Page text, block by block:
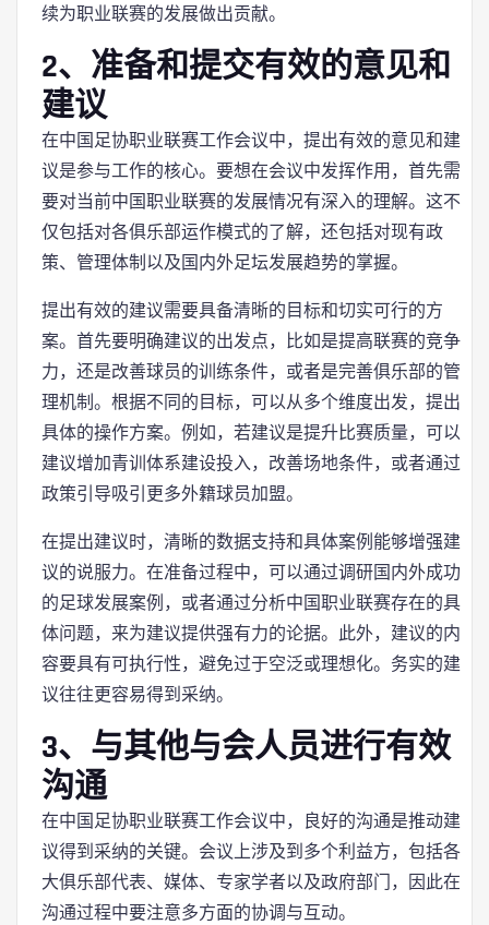
续为职业联赛的发展做出贡献。
2、准备和提交有效的意见和
建议
在中国足协职业联赛工作会议中，提出有效的意见和建
议是参与工作的核心。要想在会议中发挥作用，首先需
要对当前中国职业联赛的发展情况有深入的理解。这不
仅包括对各俱乐部运作模式的了解，还包括对现有政
策、管理体制以及国内外足坛发展趋势的掌握。
提出有效的建议需要具备清晰的目标和切实可行的方
案。首先要明确建议的出发点，比如是提高联赛的竞争
力，还是改善球员的训练条件，或者是完善俱乐部的管
理机制。根据不同的目标，可以从多个维度出发，提出
具体的操作方案。例如，若建议是提升比赛质量，可以
建议增加青训体系建设投入，改善场地条件，或者通过
政策引导吸引更多外籍球员加盟。
在提出建议时，清晰的数据支持和具体案例能够增强建
议的说服力。在准备过程中，可以通过调研国内外成功
的足球发展案例，或者通过分析中国职业联赛存在的具
体问题，来为建议提供强有力的论据。此外，建议的内
容要具有可执行性，避免过于空泛或理想化。务实的建
议往往更容易得到采纳。
3、与其他与会人员进行有效
沟通
在中国足协职业联赛工作会议中，良好的沟通是推动建
议得到采纳的关键。会议上涉及到多个利益方，包括各
大俱乐部代表、媒体、专家学者以及政府部门，因此在
沟通过程中要注意多方面的协调与互动。